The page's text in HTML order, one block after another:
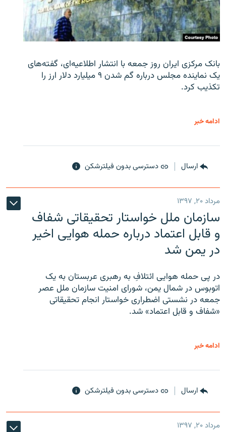
بانک مرکزی ایران روز جمعه با انتشار اطلاعیه‌ای، گفته‌های
یک نماینده مجلس درباره گم شدن ۹ میلیارد دلار ارز را
تکذیب کرد.
ادامه خبر
ارسال دسترسی بدون فیلترشکن
مرداد ۲۰, ۱۳۹۷
سازمان ملل خواستار تحقیقاتی شفاف
و قابل اعتماد درباره حمله هوایی اخیر
در یمن شد
در پی حمله هوایی ائتلافِ به رهبری عربستان به یک
اتوبوس در شمال یمن، شورای امنیت سازمان ملل عصر
جمعه در نشستی اضطراری خواستار انجام تحقیقاتی
«شفاف و قابل اعتماد» شد.
ادامه خبر
ارسال دسترسی بدون فیلترشکن
مرداد ۲۰, ۱۳۹۷